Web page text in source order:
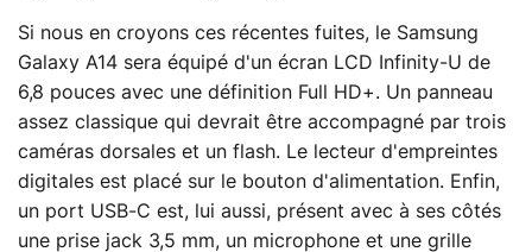
Si nous en croyons ces récentes fuites, le Samsung
Galaxy A14 sera équipé d'un écran LCD Infinity-U de
6,8 pouces avec une définition Full HD+. Un panneau
assez classique qui devrait être accompagné par trois
caméras dorsales et un flash. Le lecteur d'empreintes
digitales est placé sur le bouton d'alimentation. Enfin,
un port USB-C est, lui aussi, présent avec à ses côtés
une prise jack 3,5 mm, un microphone et une grille